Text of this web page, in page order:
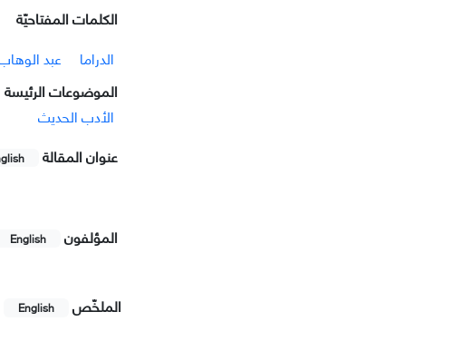
الکلمات المفتاحيّة
الدراما
عبد
الموضوعات الرئيسة
الأدب الحدیث
عنوان المقالة
المؤلفون English
الملخّص English